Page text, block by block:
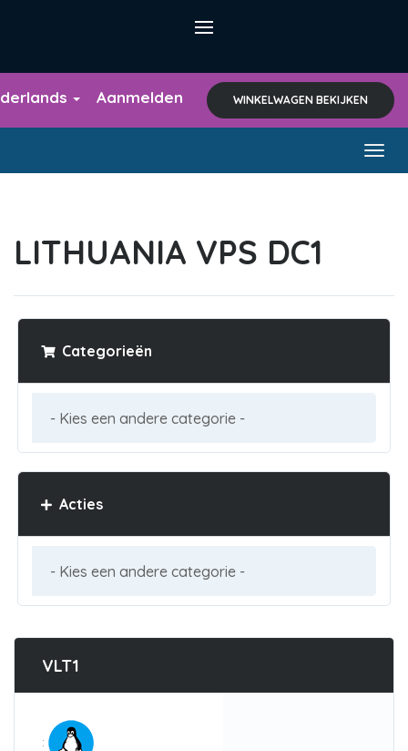
Aanmelden WINKELWAGEN BEKIJKEN
LITHUANIA VPS DC1
Categorieën
Acties
VLT1
: